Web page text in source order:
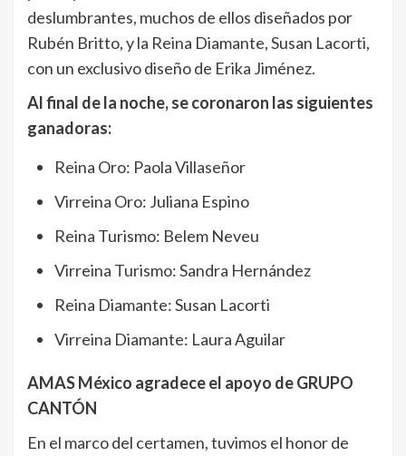
deslumbrantes, muchos de ellos diseñados por
Rubén Britto, y la Reina Diamante, Susan Lacorti,
con un exclusivo diseño de Erika Jiménez.
Al final de la noche, se coronaron las siguientes
ganadoras:
Reina Oro: Paola Villaseñor
Virreina Oro: Juliana Espino
Reina Turismo: Belem Neveu
Virreina Turismo: Sandra Hernández
Reina Diamante: Susan Lacorti
Virreina Diamante: Laura Aguilar
AMAS México agradece el apoyo de GRUPO
CANTÓN
En el marco del certamen, tuvimos el honor de